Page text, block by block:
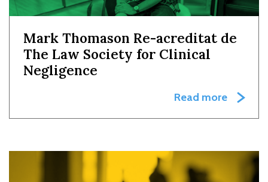
Mark Thomason Re-acreditat de
The Law Society for Clinical
Negligence
Read more